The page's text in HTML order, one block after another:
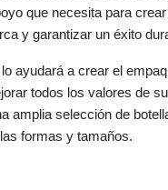
que necesita para
y garantizar un éxito
ayudará a crear el
todos los valores de
amplia selección de
formas y tamaños.